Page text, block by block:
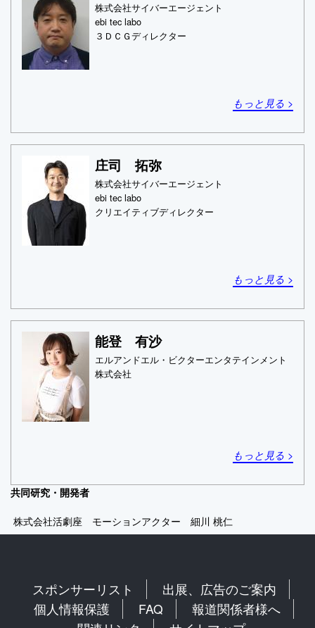
株式会社サイバーエージェント
ebi tec labo
３ＤＣＧディレクター
もっと見る >
庄司 拓弥
株式会社サイバーエージェント
ebi tec labo
クリエイティブディレクター
もっと見る >
能登 有沙
エルアンドエル・ビクターエンタテインメント
株式会社
もっと見る >
共同研究・開発者
株式会社活劇座 モーションアクター 細川 桃仁
スポンサーリスト
出展、広告のご案内
個人情報保護
FAQ
報道関係者様へ